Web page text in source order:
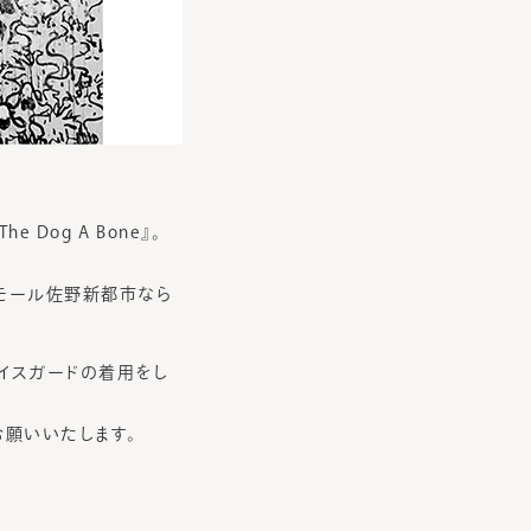
Dog A Bone』。
ール佐野新都市なら
スガードの着用をし
いいたします。